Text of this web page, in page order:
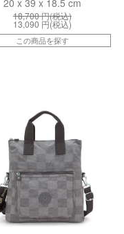
20 x 39 x 18.5 cm
18,700円(税込)
13,090 円(税込)
この商品を探す